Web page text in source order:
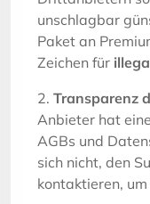
unschlagbar
Paket an
Zeichen für
2. Transparenz
Anbieter hat
AGBs und
sich nicht, den
kontaktieren,